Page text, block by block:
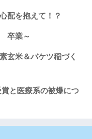
配を抱えて！？
卒業～
玄米＆バケツ稲づく
と医療系の被爆につ